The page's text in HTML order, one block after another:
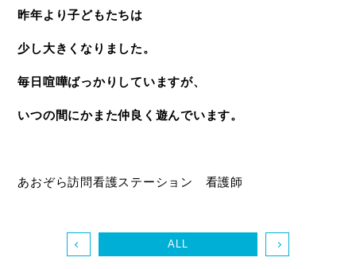
昨年より子どもたちは
少し大きくなりました。
毎日喧嘩ばっかりしていますが、
いつの間にかまた仲良く遊んでいます。
あおぞら訪問看護ステーション 看護師
ALL